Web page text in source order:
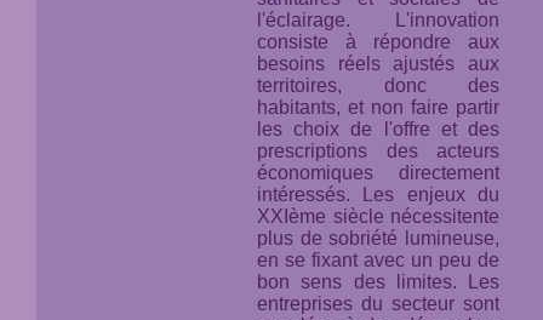
l'éclairage. L'innovation
consiste à répondre aux
besoins réels ajustés aux
territoires, donc des
habitants, et non faire partir
les choix de l'offre et des
prescriptions des acteurs
économiques directement
intéressés. Les enjeux du
XXIème siècle nécessitente
plus de sobriété lumineuse,
en se fixant avec un peu de
bon sens des limites. Les
entreprises du secteur sont